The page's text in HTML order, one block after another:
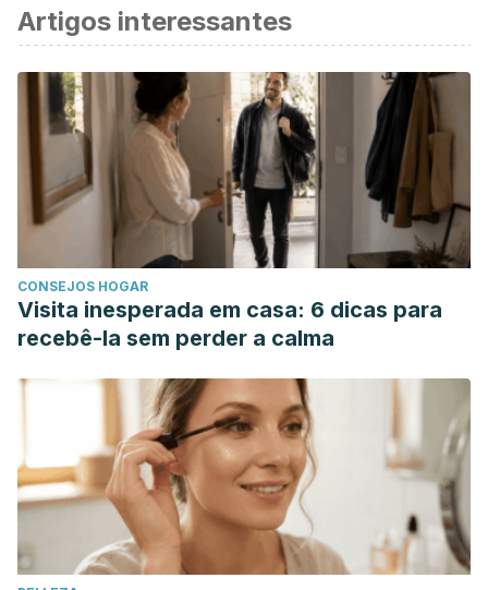
cientificamente.
Abdelmonem, A. M., Rasheed, S. M., & Mohamed, A. S.
(2012). Bee-honey and yogurt: a novel mixture for treating
patients with vulvovaginal candidiasis during pregnancy.
Archives of gynecology and obstetrics
(1), 109-114.
https://pubmed.ncbi.nlm.nih.gov/22314434/
Azimi, H., Fallah-Tafti, M., Karimi-Darmiyan, M., & Abdollahi,
M. (2011). A comprehensive review of vaginitis
phytotherapy. Pakistan Journal of Biological Sciences.
https://doi.org/10.3923/pjbs.2011.960.966
Manejo, L. (2014). Manejo de Vaginitis Persistente.
, 1135-46.
https://journals.lww.com/greenjournal/Documents/
Rosenfeld, J. A. (2009). Vaginitis. In Handbook of Women’s
Health, Second Edition.
https://doi.org/10.1017/CBO9780511642111.013
Van Kessel, K., Assefi, N., Marrazzo, J., & Eckert, L. (2003).
Common complementary and alternative therapies for
yeast vaginitis and bacterial vaginosis: A systematic review.
Artigos interessantes
CONSEJOS HOGAR
Visita inesperada em casa: 6 dicas para
recebê-la sem perder a calma